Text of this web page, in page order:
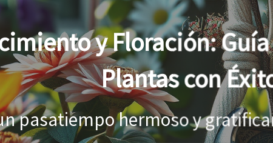
indoor: la clave para
tus plantas
en el interior, es importante
...